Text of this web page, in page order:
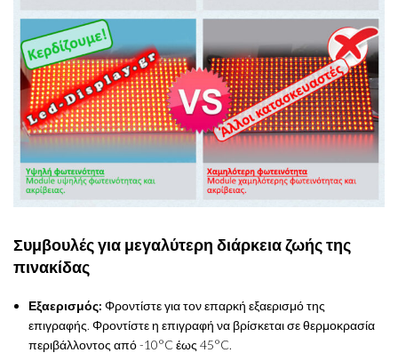
Συμβουλές για μεγαλύτερη διάρκεια ζωής της
πινακίδας
Εξαερισμός: Φροντίστε για τον επαρκή εξαερισμό της
επιγραφής. Φροντίστε η επιγραφή να βρίσκεται σε θερμοκρασία
περιβάλλοντος από -10°C έως 45°C.